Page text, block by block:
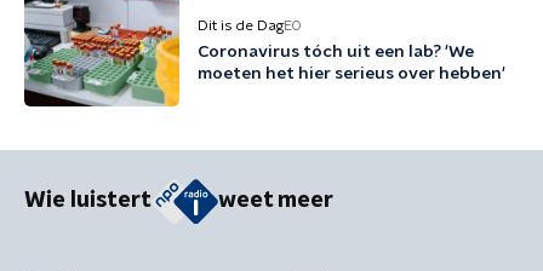
Dit is de DagEO
Coronavirus tóch uit een lab? 'We
moeten het hier serieus over hebben'
Wie luistert weet meer